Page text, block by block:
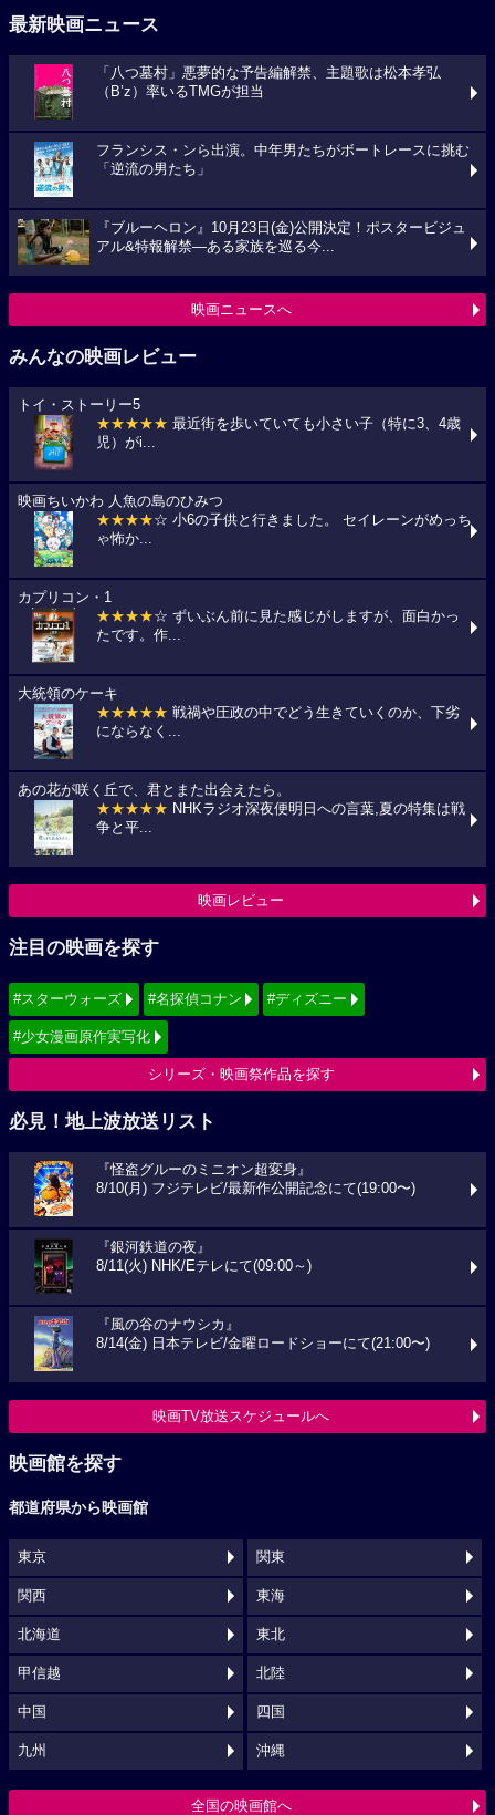
最新映画ニュース
「八つ墓村」悪夢的な予告編解禁、主題歌は松本孝弘
（B’z）率いるTMGが担当
フランシス・ンら出演。中年男たちがボートレースに挑む
「逆流の男たち」
『ブルーヘロン』10月23日(金)公開決定！ポスタービジュ
アル&特報解禁―ある家族を巡る今...
映画ニュースへ
みんなの映画レビュー
トイ・ストーリー5
★★★★★ 最近街を歩いていても小さい子（特に3、4歳
児）がi...
映画ちいかわ 人魚の島のひみつ
★★★★☆ 小6の子供と行きました。 セイレーンがめっち
ゃ怖か...
カプリコン・1
★★★★☆ ずいぶん前に見た感じがしますが、面白かっ
たです。作...
大統領のケーキ
★★★★★ 戦禍や圧政の中でどう生きていくのか、下劣
にならなく...
あの花が咲く丘で、君とまた出会えたら。
★★★★★ NHKラジオ深夜便明日への言葉,夏の特集は戦
争と平...
映画レビュー
注目の映画を探す
#スターウォーズ #名探偵コナン #ディズニー
#少女漫画原作実写化
シリーズ・映画祭作品を探す
必見！地上波放送リスト
『怪盗グルーのミニオン超変身』
8/10(月) フジテレビ/最新作公開記念にて(19:00〜)
『銀河鉄道の夜』
8/11(火) NHK/Eテレにて(09:00～)
『風の谷のナウシカ』
8/14(金) 日本テレビ/金曜ロードショーにて(21:00〜)
映画TV放送スケジュールへ
映画館を探す
都道府県から映画館
東京 関東
関西 東海
北海道 東北
甲信越 北陸
中国 四国
九州 沖縄
全国の映画館へ